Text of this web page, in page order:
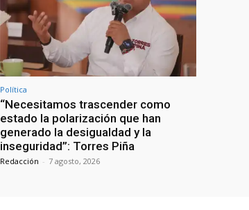
Política
“Necesitamos trascender como
estado la polarización que han
generado la desigualdad y la
inseguridad”: Torres Piña
Redacción - 7 agosto, 2026